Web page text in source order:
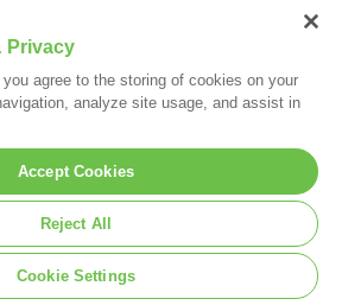
deve ter conhecimento da
fornecida por estas organizações e
conhecimento para lhes permitir
apropriadas de vestidos
Privacy
you agree to the storing of cookies on your
analyze site usage, and assist in
Accept Cookies
Reject All
Cookie Settings